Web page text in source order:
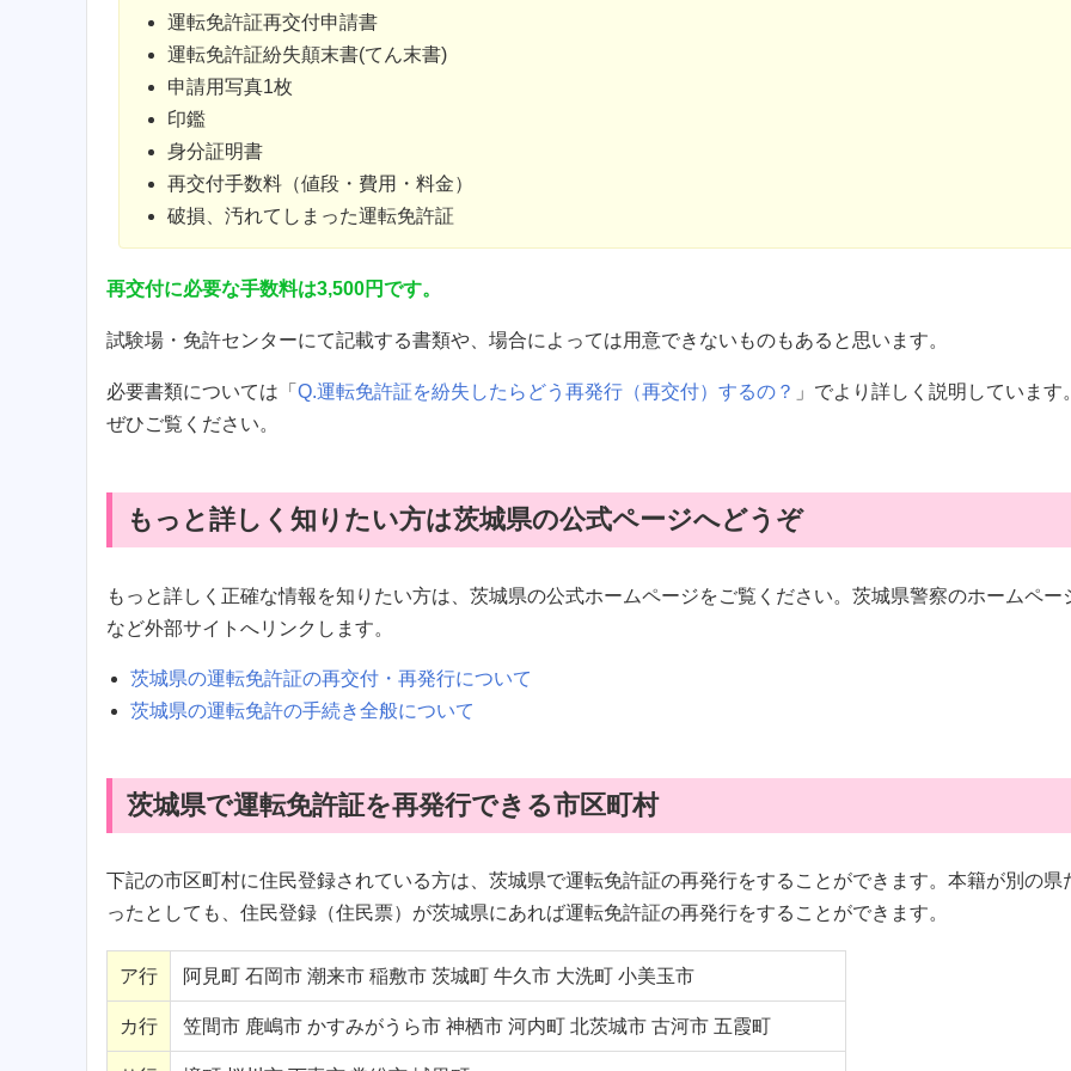
運転免許証再交付申請書
運転免許証紛失顛末書(てん末書)
申請用写真1枚
印鑑
身分証明書
再交付手数料（値段・費用・料金）
破損、汚れてしまった運転免許証
再交付に必要な手数料は3,500円です。
試験場・免許センターにて記載する書類や、場合によっては用意できないものもあると思います。
必要書類については「 Q.運転免許証を紛失したらどう再発行（再交付）するの？ 」でより詳しく説明しています
ぜひご覧ください。
もっと詳しく知りたい方は茨城県の公式ページへどうぞ
もっと詳しく正確な情報を知りたい方は、茨城県の公式ホームページをご覧ください。茨城県警察のホームペー
など外部サイトへリンクします。
茨城県の運転免許証の再交付・再発行について
茨城県の運転免許の手続き全般について
茨城県で運転免許証を再発行できる市区町村
下記の市区町村に住民登録されている方は、茨城県で運転免許証の再発行をすることができます。本籍が別の県
ったとしても、住民登録（住民票）が茨城県にあれば運転免許証の再発行をすることができます。
ア行 阿見町 石岡市 潮来市 稲敷市 茨城町 牛久市 大洗町 小美玉市
カ行 笠間市 鹿嶋市 かすみがうら市 神栖市 河内町 北茨城市 古河市 五霞町